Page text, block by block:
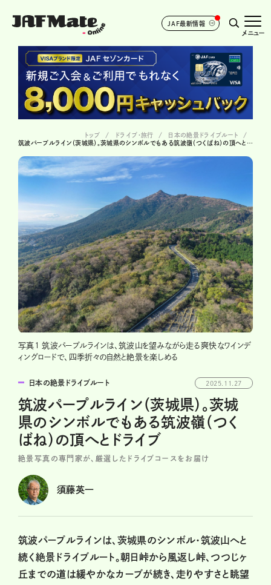
JAF最新情報
メニュー
トップ ドライブ･旅行
日本の絶景ドライブルート
筑波パープルライン（茨城県）。茨城県のシンボルでもある筑波嶺（つくばね）の頂へとドライブ
写真1 筑波パープルラインは、筑波山を望みながら走る爽快なワインデ
ィングロードで、四季折々の自然と絶景を楽しめる
日本の絶景ドライブルート 2025.11.27
筑波パープルライン（茨城県）。茨城
県のシンボルでもある筑波嶺（つく
ばね）の頂へとドライブ
絶景写真の専門家が、厳選したドライブコースをお届け
須藤英一
筑波パープルラインは、茨城県のシンボル・筑波山へと
続く絶景ドライブルート。朝日峠から風返し峠、つつじヶ
丘までの道は緩やかなカーブが続き、走りやすさと眺望